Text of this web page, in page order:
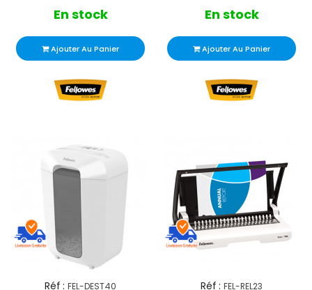
En stock
Ajouter Au Panier
En stock
Ajouter Au Panier
Réf : FEL-DEST40 Réf : FEL-REL23